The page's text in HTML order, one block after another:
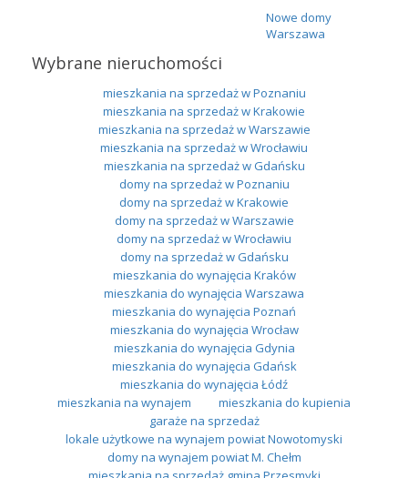
Nowe domy
Warszawa
Wybrane nieruchomości
mieszkania na sprzedaż w Poznaniu
mieszkania na sprzedaż w Krakowie
mieszkania na sprzedaż w Warszawie
mieszkania na sprzedaż w Wrocławiu
mieszkania na sprzedaż w Gdańsku
domy na sprzedaż w Poznaniu
domy na sprzedaż w Krakowie
domy na sprzedaż w Warszawie
domy na sprzedaż w Wrocławiu
domy na sprzedaż w Gdańsku
mieszkania do wynajęcia Kraków
mieszkania do wynajęcia Warszawa
mieszkania do wynajęcia Poznań
mieszkania do wynajęcia Wrocław
mieszkania do wynajęcia Gdynia
mieszkania do wynajęcia Gdańsk
mieszkania do wynajęcia Łódź
mieszkania na wynajem
mieszkania do kupienia
garaże na sprzedaż
lokale użytkowe na wynajem powiat Nowotomyski
domy na wynajem powiat M. Chełm